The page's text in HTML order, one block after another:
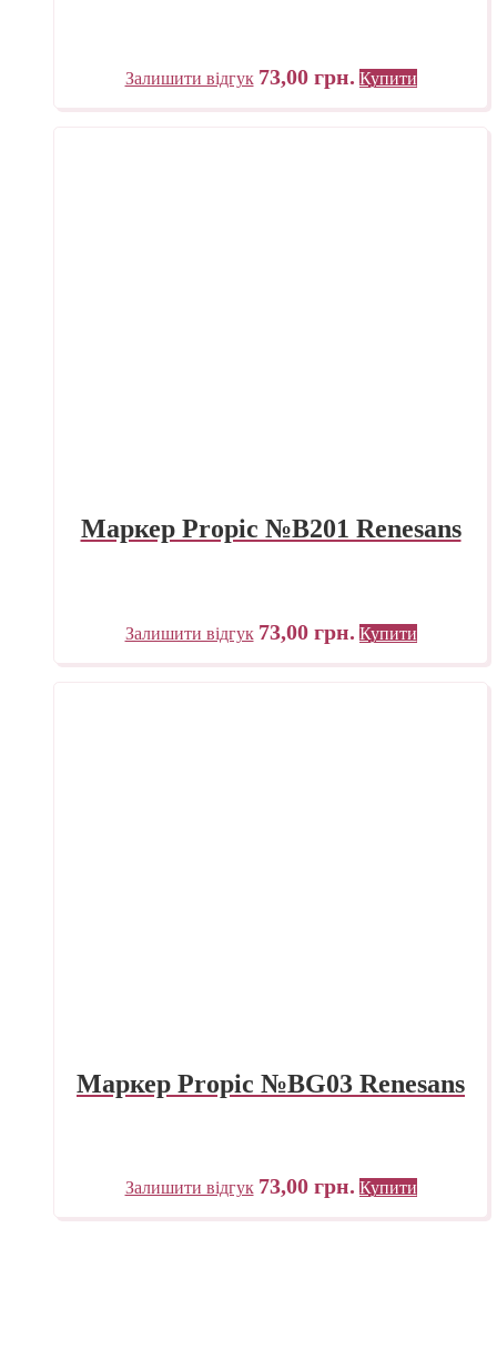
Залишити відгук 73,00 грн. Купити
Маркер Propic №B201 Renesans
Залишити відгук 73,00 грн. Купити
Маркер Propic №BG03 Renesans
Залишити відгук 73,00 грн. Купити